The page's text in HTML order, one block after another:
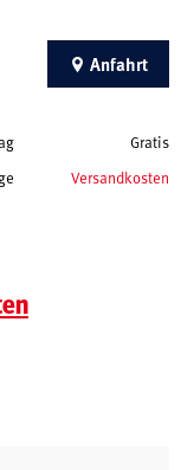
Anfahrt
Gratis
Versandkosten